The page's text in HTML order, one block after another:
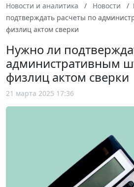
Новости и аналитика Новости
подтверждать расчеты по
физлиц актом сверки
Нужно ли
административным
физлиц актом сверки
21 марта 2025 17:36